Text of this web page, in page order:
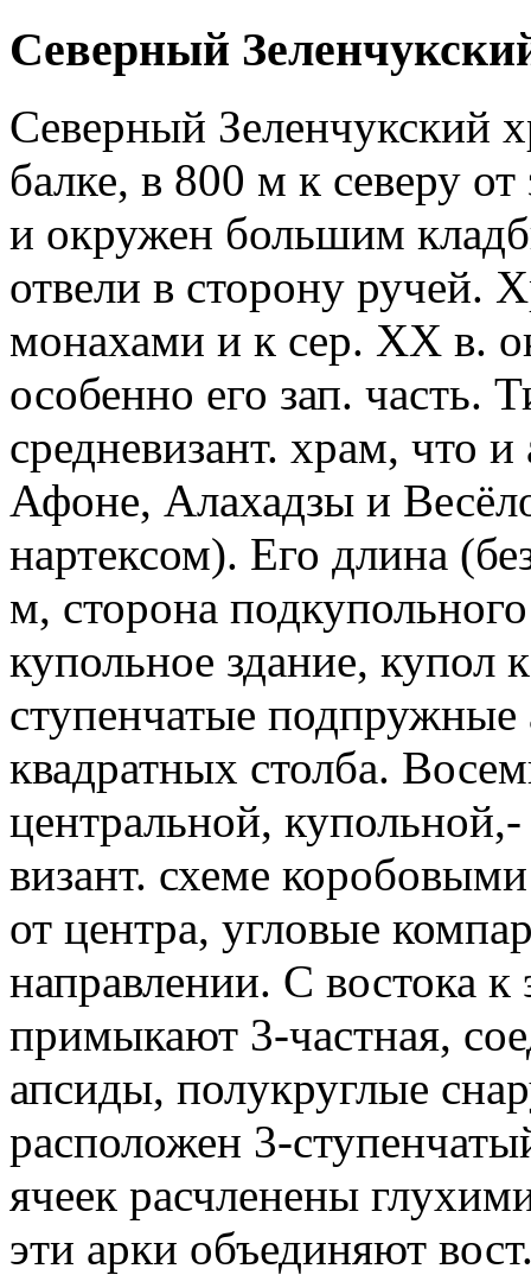
Северный
Северный Зеленчукский
балке, в 800 м к северу
и окружен большим
отвели в сторону ручей.
монахами и к сер. ХХ в.
особенно его зап. часть.
средневизант. храм, что
Афоне, Алахадзы и
нартексом). Его длина
м, сторона
купольное здание, купол
ступенчатые подпружные
квадратных столба.
центральной,
визант. схеме
от центра, угловые
направлении. С востока к
примыкают 3-частная,
апсиды, полукруглые
расположен 3-
ячеек расчленены
эти арки объединяют